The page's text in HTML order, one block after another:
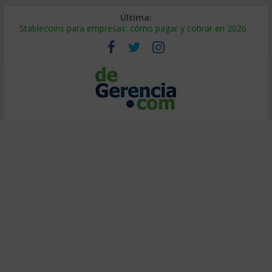
Última:
Stablecoins para empresas: cómo pagar y cobrar en 2026
Despido silencioso: qué es y por qué sale tan caro
IA en selección de personal: cómo auditarla a tiempo
Trabajo forzoso en la cadena de suministro: qué hacer
Mercado hispano de EE. UU.: cómo segmentarlo y venderle